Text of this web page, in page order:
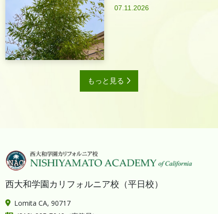
07.11.2026
もっと見る
西大和学園カリフォルニア校（平日校）
Lomita CA, 90717